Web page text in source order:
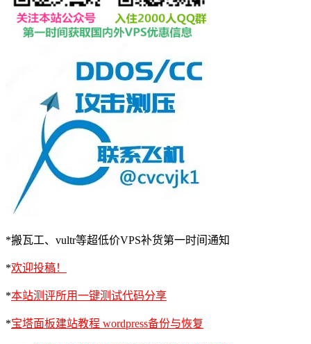
*搬瓦工、vultr等超低价VPS补货第一时间通知
*欢迎投稿！
*本站测评所用一键测试代码分享
*宝塔面板建站教程 wordpress备份与恢复